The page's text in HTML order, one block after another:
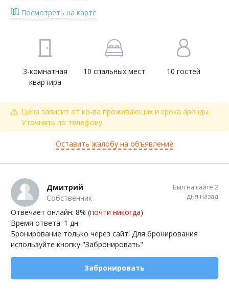
Посмотреть на карте
3-комнатная
квартира
10 спальных мест 10 гостей
Цена зависит от ко-ва проживающих и срока аренды.
Уточнять по телефону.
Оставить жалобу на объявление
Дмитрий
Собственник
Был на сайте 2
дня назад
Отвечает онлайн: 8% (почти никогда)
Время ответа: 1 дн.
Бронирование только через сайт! Для бронирования
используйте кнопку "Забронировать"
Забронировать